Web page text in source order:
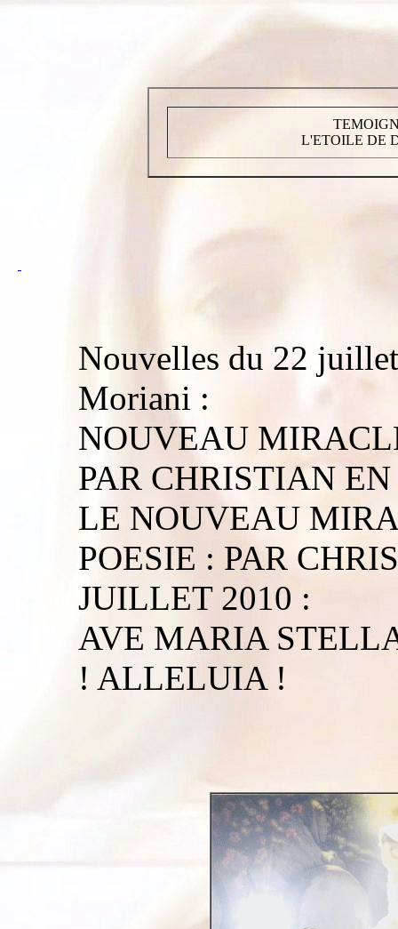
L'ETOILE DE
Nouvelles du 22
Moriani :
NOUVEAU
PAR CHRISTIAN EN
LE NOUVEAU
POESIE : PAR
JUILLET 2010 :
AVE MARIA
! ALLELUIA !